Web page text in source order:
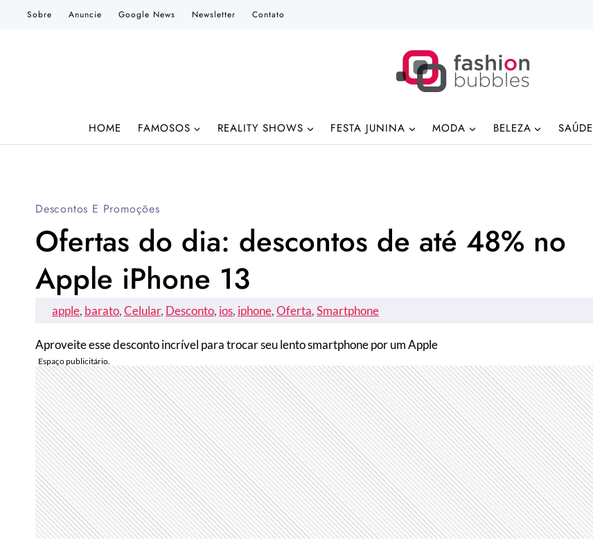
Sobre Anuncie Google News Newsletter Contato
HOME FAMOSOS REALITY SHOWS FESTA JUNINA MODA BELEZA SAÚDE
Descontos E Promoções
Ofertas do dia: descontos de até 48% no
Apple iPhone 13
apple, barato, Celular, Desconto, ios, iphone, Oferta, Smartphone
Aproveite esse desconto incrível para trocar seu lento smartphone por um Apple